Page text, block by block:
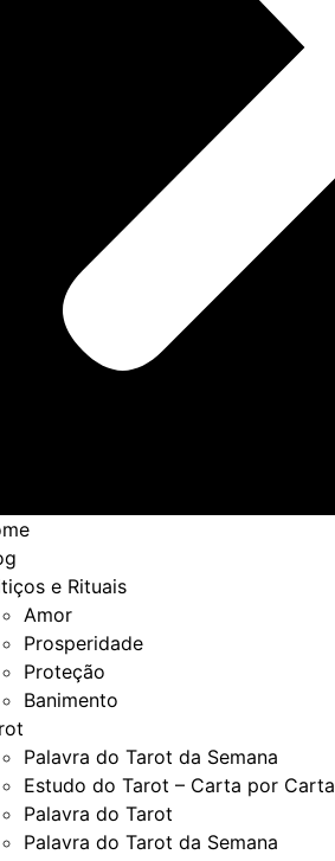
e Rituais
Amor
Prosperidade
Proteção
Banimento
Palavra do Tarot da Semana
Estudo do Tarot – Carta por Carta
Palavra do Tarot
Palavra do Tarot da Semana